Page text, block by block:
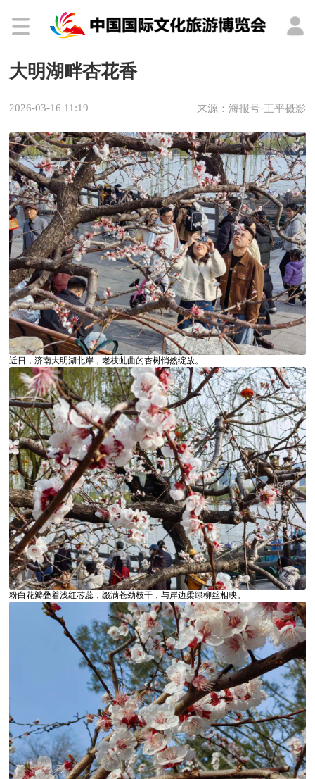
大明湖畔杏花香
2026-03-16 11:19 来源：海报号·王平摄影
近日，济南大明湖北岸，老枝虬曲的杏树悄然绽放。
粉白花瓣叠着浅红芯蕊，缀满苍劲枝干，与岸边柔绿柳丝相映。